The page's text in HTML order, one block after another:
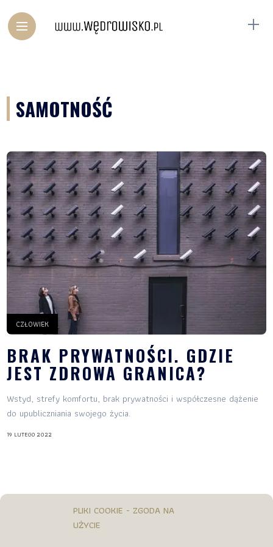
PLIKI COOKIE - ZGODA NA
UŻYCIE
SAMOTNOŚĆ
CZŁOWIEK
BRAK PRYWATNOŚCI. GDZIE
JEST ZDROWA GRANICA?
Wstyd, strefy komfortu, brak prywatności i współczesne dążenie
do upubliczniania swojego życia.
19 LUTEGO 2022